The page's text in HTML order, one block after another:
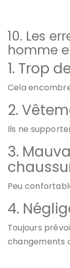
10. Les
homme
1. Trop
Cela
2.
Ils ne
3.
Peu
4.
Toujours
changements